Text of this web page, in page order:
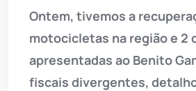
Ontem, tivemos a
motocicletas na região e 2
apresentadas ao Benito
fiscais divergentes,